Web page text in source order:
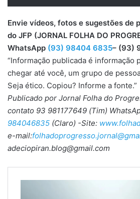
Envie vídeos, fotos e sugestões de
do JFP (JORNAL FOLHA DO
WhatsApp (93) 98404 6835– (93)
“Informação publicada é informação
chegar até você, um grupo de
Seja ético. Copiou? Informe a fonte.”
Publicado por Jornal Folha do
contato 93 981177649 (Tim)
984046835 (Claro) -Site:
e-mail:
adeciopiran.blog@gmail.com